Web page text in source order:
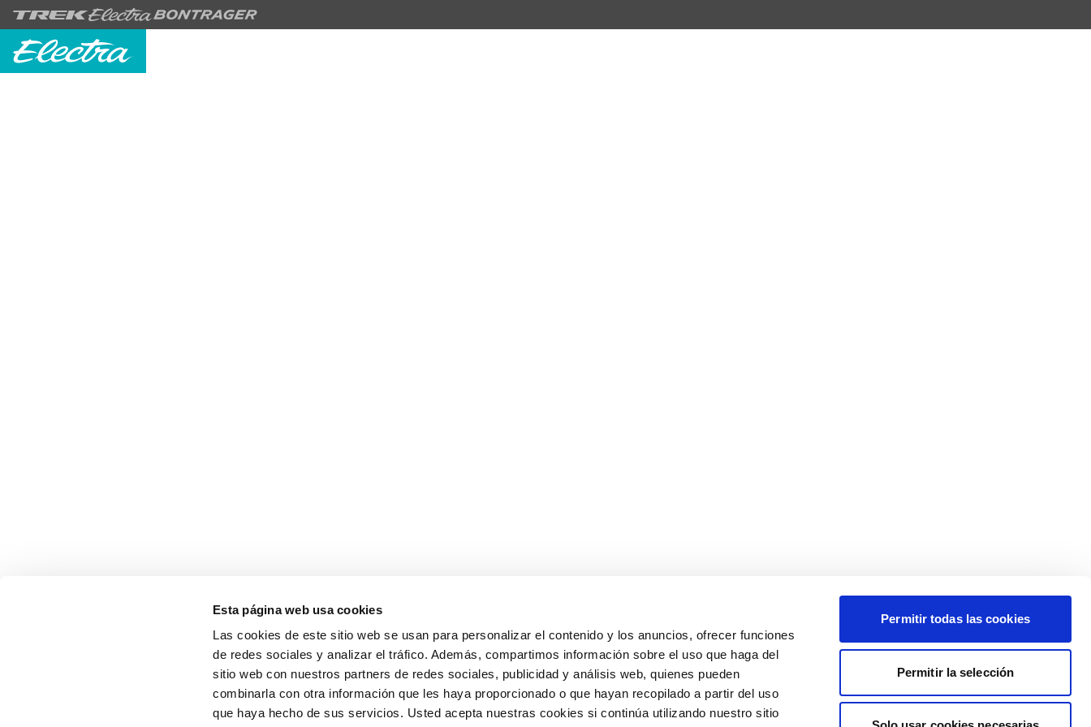
Esta página web usa cookies
Las cookies de este sitio web se usan para personalizar el contenido y los anuncios, ofrecer funciones
de redes sociales y analizar el tráfico. Además, compartimos información sobre el uso que haga del
sitio web con nuestros partners de redes sociales, publicidad y análisis web, quienes pueden
combinarla con otra información que les haya proporcionado o que hayan recopilado a partir del uso
que haya hecho de sus servicios. Usted acepta nuestras cookies si continúa utilizando nuestro sitio
Permitir todas las cookies
Permitir la selección